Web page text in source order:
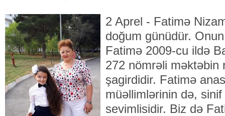
2 Aprel - Fatimə
doğum günüdür.
Fatimə 2009-cu ildə
272 nömrəli məktəbin
şagirdidir. Fatimə
müəllimlərinin də, sinif
sevimlisidir. Biz də